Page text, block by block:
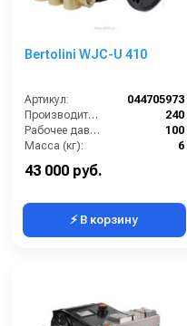
Bertolini WJC-U 410
Артикул:
044705973
Производительность (л/ч):
240
Рабочее давление (бар):
100
Масса (кг):
6
Обороты двигателя (об/мин):
43 000 руб.
⚡ В корзину